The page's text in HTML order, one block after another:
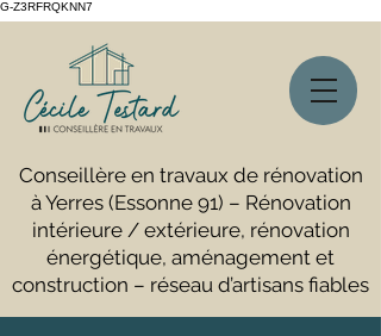
G-Z3RFRQKNN7
Conseillère en travaux de rénovation
à Yerres (Essonne 91) – Rénovation
intérieure / extérieure, rénovation
énergétique, aménagement et
construction – réseau d’artisans fiables